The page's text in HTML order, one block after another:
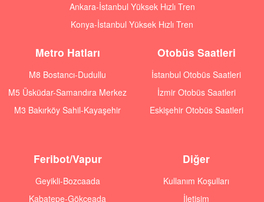
Ankara-İstanbul Yüksek Hızlı Tren
Konya-İstanbul Yüksek Hızlı Tren
Metro Hatları
M8 Bostancı-Dudullu
M5 Üsküdar-Samandıra Merkez
M3 Bakırköy Sahil-Kayaşehir
Otobüs Saatleri
İstanbul Otobüs Saatleri
İzmir Otobüs Saatleri
Eskişehir Otobüs Saatleri
Feribot/Vapur
Geyikli-Bozcaada
Kabatepe-Gökçeada
Diğer
Kullanım Koşulları
İletişim